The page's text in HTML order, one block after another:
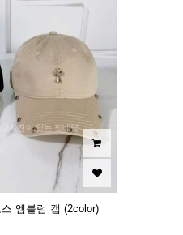
엠블럼 캡 (2color)